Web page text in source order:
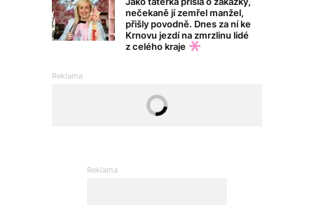
nečekaně jí zemřel manžel,
přišly povodně. Dnes za ní ke
Krnovu jezdí na zmrzlinu lidé
z celého kraje